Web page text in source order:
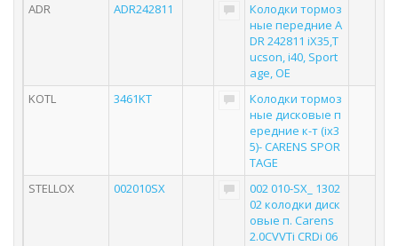
ADR
ADR242811
Колодки тормоз
ные передние A
DR 242811 iX35,T
ucson, i40, Sport
age, OE
KOTL
3461KT
Колодки тормоз
ные дисковые п
ередние к-т (ix3
5)- CARENS SPOR
TAGE
STELLOX
002010SX
002 010-SX_ 1302
02 колодки диск
овые п. Carens
2.0CVVTi CRDi 06